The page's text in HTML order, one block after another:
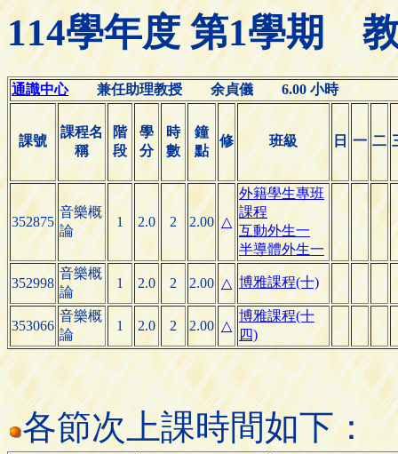
114學年度 第1學期
通識中心兼任助理教授 余貞儀 6.00 小時
課號
課程名
稱
階
段
學
分
時
數
鐘
點
修 班級 日 一 二
352875
音樂概
論
1 2.0 2 2.00 △
外籍學生專班
課程
互動外生一
半導體外生一
352998
音樂概
論
1 2.0 2 2.00 △ 博雅課程(十)
353066
音樂概
論
1 2.0 2 2.00 △
博雅課程(十
四)
各節次上課時間如下：